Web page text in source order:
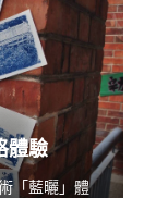
體驗
「藍曬」體